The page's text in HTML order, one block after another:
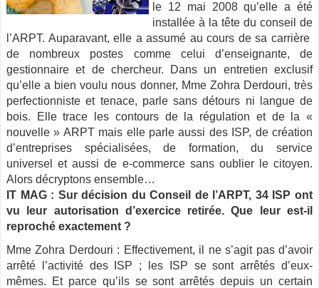
le 12 mai 2008 qu’elle a été
installée à la tête du conseil de
l’ARPT. Auparavant, elle a assumé au cours de sa carrière
de nombreux postes comme celui d’enseignante, de
gestionnaire et de chercheur. Dans un entretien exclusif
qu’elle a bien voulu nous donner, Mme Zohra Derdouri, très
perfectionniste et tenace, parle sans détours ni langue de
bois. Elle trace les contours de la régulation et de la «
nouvelle » ARPT mais elle parle aussi des ISP, de création
d’entreprises spécialisées, de formation, du service
universel et aussi de e-commerce sans oublier le citoyen.
Alors décryptons ensemble…
IT MAG : Sur décision du Conseil de l’ARPT, 34 ISP ont
vu leur autorisation d’exercice retirée. Que leur est-il
reproché exactement ?
Mme Zohra Derdouri : Effectivement, il ne s’agit pas d’avoir
arrêté l’activité des ISP ; les ISP se sont arrêtés d’eux-
mêmes. Et parce qu’ils se sont arrêtés depuis un certain